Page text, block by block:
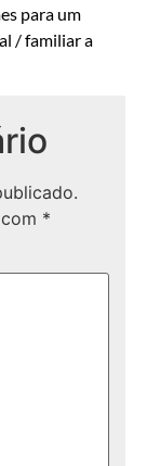
para um
/ familiar a
*